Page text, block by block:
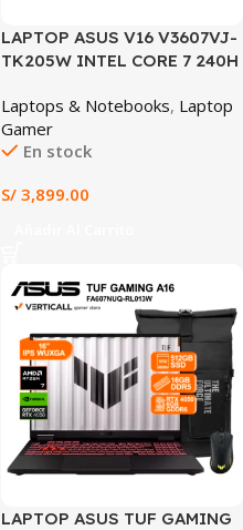
LAPTOP ASUS V16 V3607VJ-
TK205W INTEL CORE 7 240H
NVIDIA GEFORCE RTX 3050
6GB 16″ WUXGA IPS 144HZ
WINDOWS 11 HOME
Laptops & Notebooks, Laptop
Gamer
En stock
S/ 3,899.00
LAPTOP ASUS TUF GAMING